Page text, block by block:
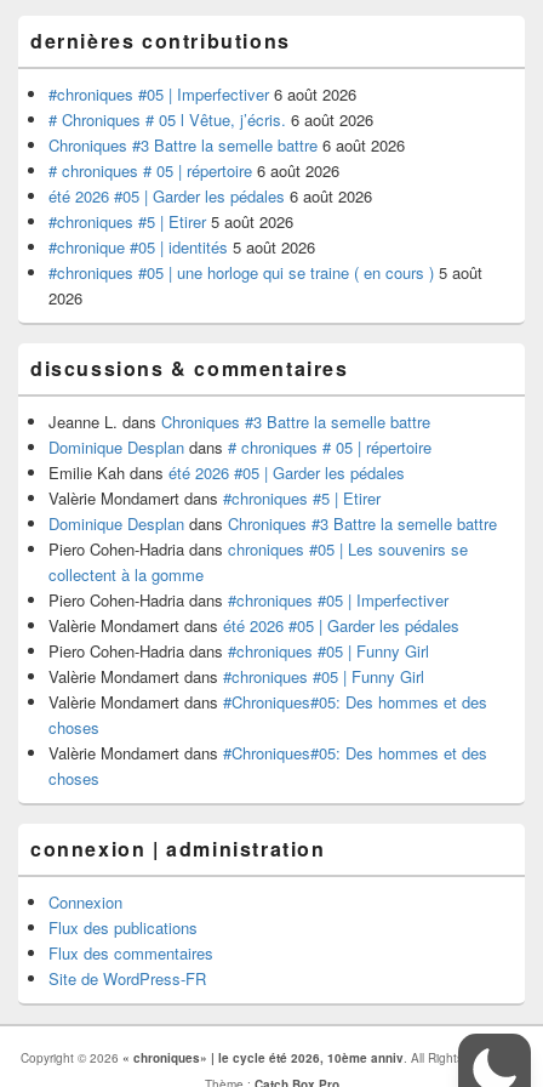
latérale
dernières contributions
#chroniques #05 | Imperfectiver 6 août 2026
# Chroniques # 05 l Vêtue, j’écris. 6 août 2026
Chroniques #3 Battre la semelle battre 6 août 2026
# chroniques # 05 | répertoire 6 août 2026
été 2026 #05 | Garder les pédales 6 août 2026
#chroniques #5 | Etirer 5 août 2026
#chronique #05 | identités 5 août 2026
#chroniques #05 | une horloge qui se traine ( en cours ) 5 août
2026
discussions & commentaires
Jeanne L. dans Chroniques #3 Battre la semelle battre
Dominique Desplan dans # chroniques # 05 | répertoire
Emilie Kah dans été 2026 #05 | Garder les pédales
Valèrie Mondamert dans #chroniques #5 | Etirer
Dominique Desplan dans Chroniques #3 Battre la semelle battre
Piero Cohen-Hadria dans chroniques #05 | Les souvenirs se
collectent à la gomme
Piero Cohen-Hadria dans #chroniques #05 | Imperfectiver
Valèrie Mondamert dans été 2026 #05 | Garder les pédales
Piero Cohen-Hadria dans #chroniques #05 | Funny Girl
Valèrie Mondamert dans #chroniques #05 | Funny Girl
Valèrie Mondamert dans #Chroniques#05: Des hommes et des
choses
Valèrie Mondamert dans #Chroniques#05: Des hommes et des
choses
connexion | administration
Connexion
Flux des publications
Flux des commentaires
Site de WordPress-FR
Copyright © 2026 « chroniques» | le cycle été 2026, 10ème anniv. All Rights Reserved.